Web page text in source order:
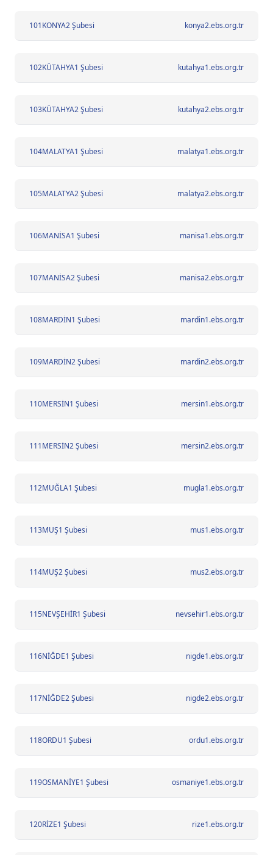
101KONYA2 Şubesi konya2.ebs.org.tr
102KÜTAHYA1 Şubesi kutahya1.ebs.org.tr
103KÜTAHYA2 Şubesi kutahya2.ebs.org.tr
104MALATYA1 Şubesi malatya1.ebs.org.tr
105MALATYA2 Şubesi malatya2.ebs.org.tr
106MANİSA1 Şubesi manisa1.ebs.org.tr
107MANİSA2 Şubesi manisa2.ebs.org.tr
108MARDİN1 Şubesi mardin1.ebs.org.tr
109MARDİN2 Şubesi mardin2.ebs.org.tr
110MERSİN1 Şubesi mersin1.ebs.org.tr
111MERSİN2 Şubesi mersin2.ebs.org.tr
112MUĞLA1 Şubesi mugla1.ebs.org.tr
113MUŞ1 Şubesi mus1.ebs.org.tr
114MUŞ2 Şubesi mus2.ebs.org.tr
115NEVŞEHİR1 Şubesi nevsehir1.ebs.org.tr
116NİĞDE1 Şubesi nigde1.ebs.org.tr
117NİĞDE2 Şubesi nigde2.ebs.org.tr
118ORDU1 Şubesi ordu1.ebs.org.tr
119OSMANİYE1 Şubesi osmaniye1.ebs.org.tr
120RİZE1 Şubesi rize1.ebs.org.tr